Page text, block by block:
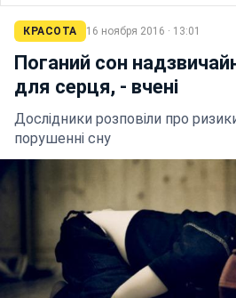
КРАСОТА 16 ноября 2016 · 13:01
Поганий сон
для серця, - вчені
Дослідники розповіли про
порушенні сну